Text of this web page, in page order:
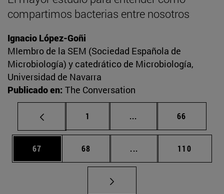
compartimos bacterias entre nosotros
Ignacio López-Goñi
MIembro de la SEM (Sociedad Española de
Microbiología) y catedrático de Microbiología,
Universidad de Navarra
Publicado en: The Conversation
Página
1 ... Páginas intermedias
Página
66
Página
67 Página
68 ... Páginas intermedias
Página
110